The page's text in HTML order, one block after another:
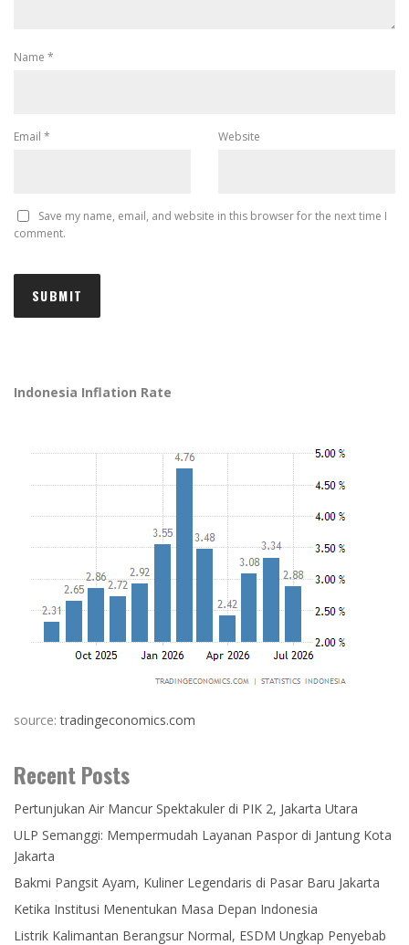
Name *
Email * Website
Save my name, email, and website in this browser for the next time I
comment.
Indonesia Inflation Rate
source:tradingeconomics.com
Recent Posts
Pertunjukan Air Mancur Spektakuler di PIK 2, Jakarta Utara
ULP Semanggi: Mempermudah Layanan Paspor di Jantung Kota
Jakarta
Bakmi Pangsit Ayam, Kuliner Legendaris di Pasar Baru Jakarta
Ketika Institusi Menentukan Masa Depan Indonesia
Listrik Kalimantan Berangsur Normal, ESDM Ungkap Penyebab